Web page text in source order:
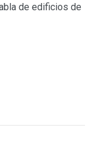
de edificios de